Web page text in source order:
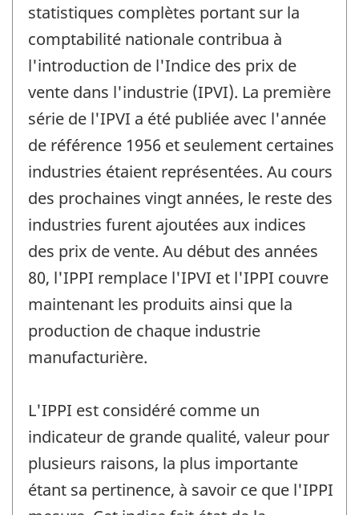
statistiques complètes portant sur la
comptabilité nationale contribua à
l'introduction de l'Indice des prix de
vente dans l'industrie (IPVI). La première
série de l'IPVI a été publiée avec l'année
de référence 1956 et seulement certaines
industries étaient représentées. Au cours
des prochaines vingt années, le reste des
industries furent ajoutées aux indices
des prix de vente. Au début des années
80, l'IPPI remplace l'IPVI et l'IPPI couvre
maintenant les produits ainsi que la
production de chaque industrie
manufacturière.
L'IPPI est considéré comme un
indicateur de grande qualité, valeur pour
plusieurs raisons, la plus importante
étant sa pertinence, à savoir ce que l'IPPI